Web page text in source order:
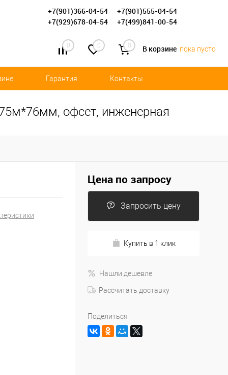
+7(901)366-04-54
+7(901)555-04-54
+7(929)678-04-54
+7(499)841-00-54
0 0 0 В корзине пока пусто
Гарантия Контакты
офсет, инженерная
Цена по запросу
Запросить цену
Купить в 1 клик
Нашли дешевле
Рассчитать доставку
Поделиться